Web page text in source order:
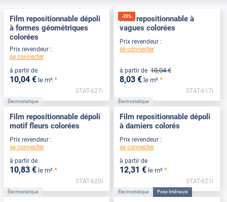
Film repositionnable dépoli
à formes géométriques
colorées
Prix revendeur :
se connecter
à partir de
10,04 € le m² *
STAT-627i
-20%
Film repositionnable à
vagues colorées
Prix revendeur :
se connecter
à partir de 10,04 €
8,03 € le m² *
STAT-617i
Électrostatique
Film repositionnable dépoli
motif fleurs colorées
Prix revendeur :
se connecter
à partir de
10,83 € le m² *
STAT-620i
Électrostatique
Film repositionnable dépoli
à damiers colorés
Prix revendeur :
se connecter
à partir de
12,31 € le m² *
STAT-621i
Électrostatique Électrostatique Pose Intérieure